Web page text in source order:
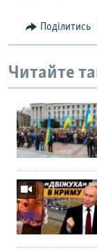
Поділитись
Читайте